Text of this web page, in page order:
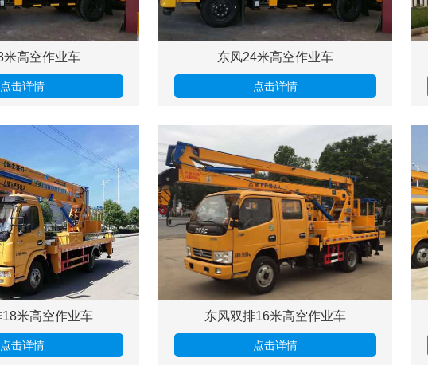
米高空作业车
点击详情
东风24米高空作业车
点击详情
米高空作业车
点击详情
东风双排16米高空作业车
点击详情